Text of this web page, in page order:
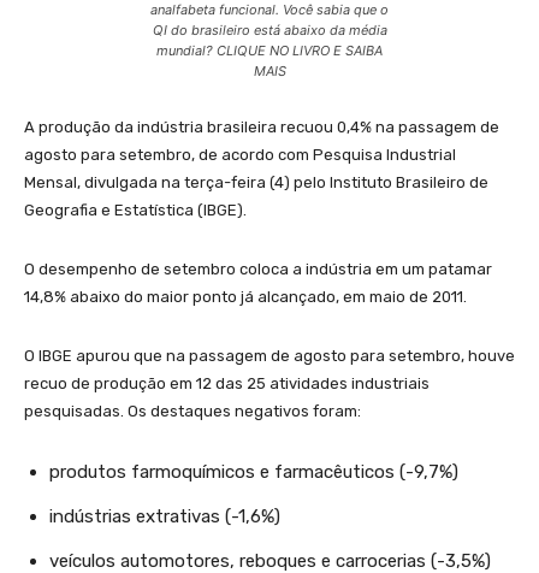
analfabeta funcional. Você sabia que o
QI do brasileiro está abaixo da média
mundial? CLIQUE NO LIVRO E SAIBA
MAIS
A produção da indústria brasileira recuou 0,4% na passagem de
agosto para setembro, de acordo com Pesquisa Industrial
Mensal, divulgada na terça-feira (4) pelo Instituto Brasileiro de
Geografia e Estatística (IBGE).
O desempenho de setembro coloca a indústria em um patamar
14,8% abaixo do maior ponto já alcançado, em maio de 2011.
O IBGE apurou que na passagem de agosto para setembro, houve
recuo de produção em 12 das 25 atividades industriais
pesquisadas. Os destaques negativos foram:
produtos farmoquímicos e farmacêuticos (-9,7%)
indústrias extrativas (-1,6%)
veículos automotores, reboques e carrocerias (-3,5%)